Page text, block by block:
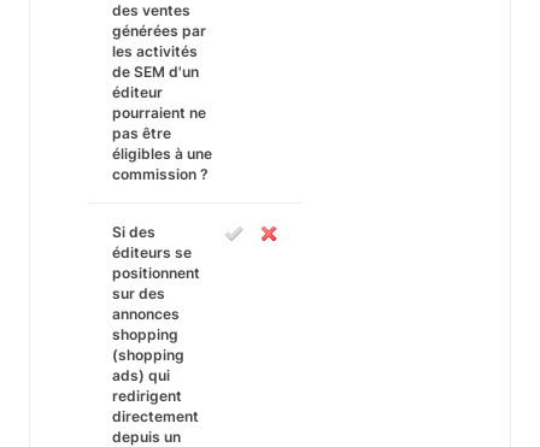
des ventes
générées par
les activités
de SEM d'un
éditeur
pourraient ne
pas être
éligibles à une
commission ?
Si des
éditeurs se
positionnent
sur des
annonces
shopping
(shopping
ads) qui
redirigent
directement
depuis un